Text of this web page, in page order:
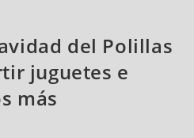
del Polillas
juguetes e
más